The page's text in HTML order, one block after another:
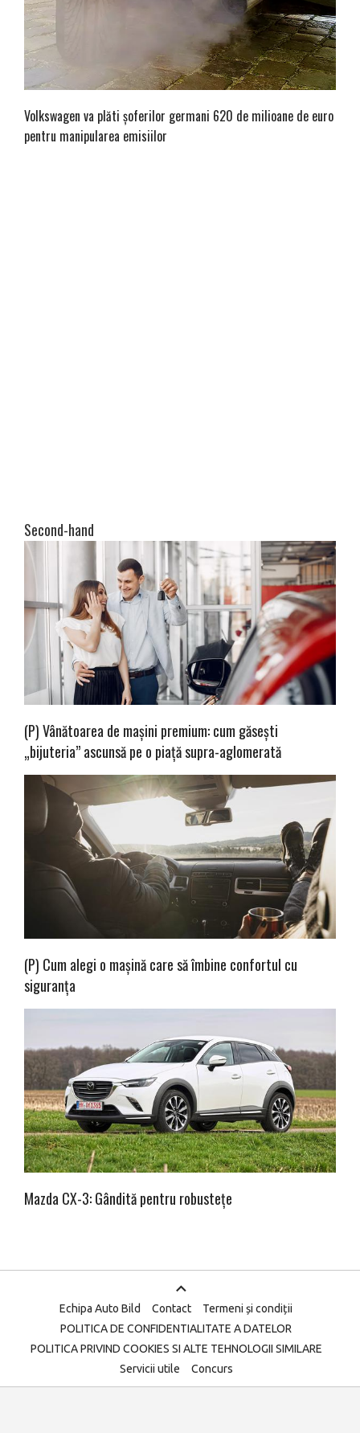
Volkswagen va plăti șoferilor germani 620 de milioane de euro
pentru manipularea emisiilor
Second-hand
(P) Vânătoarea de mașini premium: cum găsești
„bijuteria” ascunsă pe o piață supra-aglomerată
(P) Cum alegi o mașină care să îmbine confortul cu
siguranța
Mazda CX-3: Gândită pentru robustețe
Echipa Auto Bild Contact
Termeni și condiții
POLITICA DE CONFIDENTIALITATE A DATELOR
POLITICA PRIVIND COOKIES SI ALTE TEHNOLOGII SIMILARE
Servicii utile
Concurs